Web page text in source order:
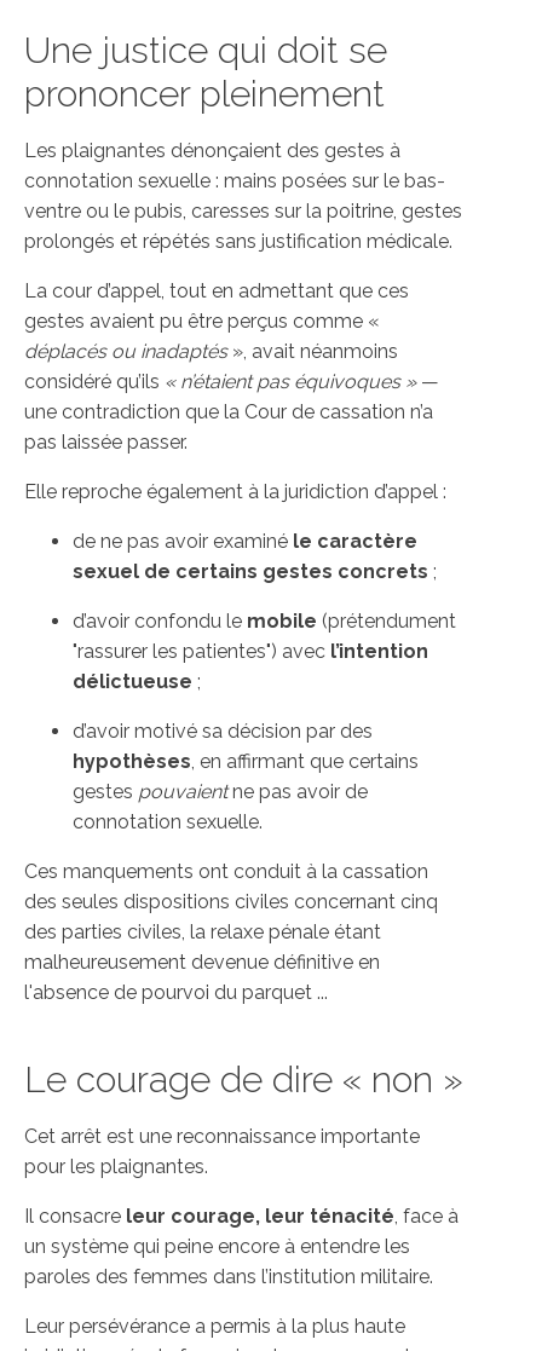
Une justice qui doit se
prononcer pleinement
Les plaignantes dénonçaient des gestes à
connotation sexuelle : mains posées sur le bas-
ventre ou le pubis, caresses sur la poitrine, gestes
prolongés et répétés sans justification médicale.
La cour d’appel, tout en admettant que ces
gestes avaient pu être perçus comme «
déplacés ou inadaptés», avait néanmoins
considéré qu’ils « n’étaient pas équivoques »—
une contradiction que la Cour de cassation n’a
pas laissée passer.
Elle reproche également à la juridiction d’appel :
de ne pas avoir examiné le caractère
sexuel de certains gestes concrets ;
d’avoir confondu le mobile (prétendument
"rassurer les patientes") avec l’intention
délictueuse ;
d’avoir motivé sa décision par des
hypothèses , en affirmant que certains
gestes pouvaientne pas avoir de
connotation sexuelle.
Ces manquements ont conduit à la cassation
des seules dispositions civiles concernant cinq
des parties civiles, la relaxe pénale étant
malheureusement devenue définitive en
l'absence de pourvoi du parquet ...
Le courage de dire « non »
Cet arrêt est une reconnaissance importante
pour les plaignantes.
Il consacre leur courage, leur ténacité , face à
un système qui peine encore à entendre les
paroles des femmes dans l’institution militaire.
Leur persévérance a permis à la plus haute